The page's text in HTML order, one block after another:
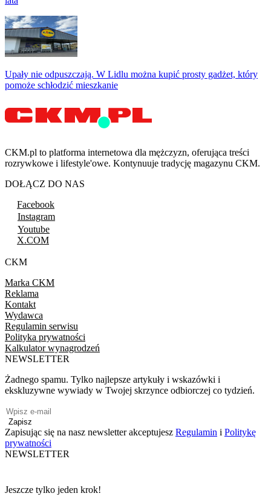
Upały nie odpuszczają. W Lidlu można kupić prosty gadżet, który
pomoże schłodzić mieszkanie
CKM.pl to platforma internetowa dla mężczyzn, oferująca treści
rozrywkowe i lifestyle'owe. Kontynuuje tradycję magazynu CKM.
DOŁĄCZ DO NAS
Facebook
Instagram
Youtube
X.COM
CKM
Marka CKM
Reklama
Kontakt
Wydawca
Regulamin serwisu
Polityka prywatności
Kalkulator wynagrodzeń
NEWSLETTER
Żadnego spamu. Tylko najlepsze artykuły i wskazówki i
ekskluzywne wywiady w Twojej skrzynce odbiorczej co tydzień.
Zapisz
Zapisując się na nasz newsletter akceptujesz Regulamin i Politykę
prywatności
NEWSLETTER
Jeszcze tylko jeden krok!